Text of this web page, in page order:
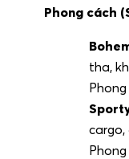
Phong cách
tha,
cargo,